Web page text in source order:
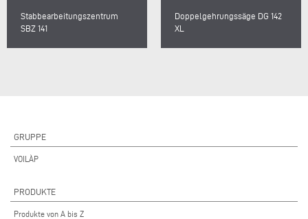
Stabbearbeitungszentrum
SBZ 141
Doppelgehrungssäge DG 142
XL
GRUPPE
VOILÀP
PRODUKTE
Produkte von A bis Z